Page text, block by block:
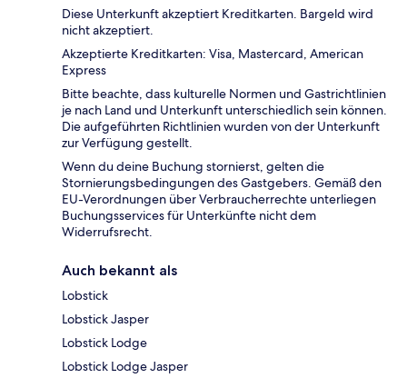
Diese Unterkunft akzeptiert Kreditkarten. Bargeld wird
nicht akzeptiert.
Akzeptierte Kreditkarten: Visa, Mastercard, American
Express
Bitte beachte, dass kulturelle Normen und Gastrichtlinien
je nach Land und Unterkunft unterschiedlich sein können.
Die aufgeführten Richtlinien wurden von der Unterkunft
zur Verfügung gestellt.
Wenn du deine Buchung stornierst, gelten die
Stornierungsbedingungen des Gastgebers. Gemäß den
EU-Verordnungen über Verbraucherrechte unterliegen
Buchungsservices für Unterkünfte nicht dem
Widerrufsrecht.
Auch bekannt als
Lobstick
Lobstick Jasper
Lobstick Lodge
Lobstick Lodge Jasper